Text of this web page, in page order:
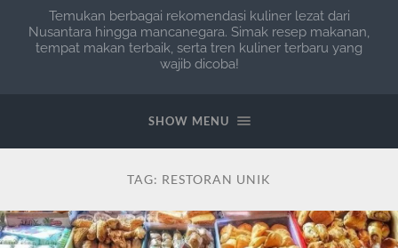
Temukan berbagai rekomendasi kuliner lezat dari
Nusantara hingga mancanegara. Simak resep makanan,
tempat makan terbaik, serta tren kuliner terbaru yang
wajib dicoba!
SHOW MENU
TAG: RESTORAN UNIK